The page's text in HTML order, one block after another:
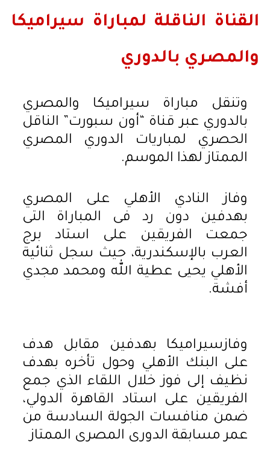
القناة الناقلة لمباراة سيراميكا
والمصري بالدوري
وتنقل مباراة سيراميكا والمصري
بالدوري عبر قناة “أون سبورت” الناقل
الحصري لمباريات الدوري المصري
الممتاز لهذا الموسم.
وفاز النادي الأهلي على المصري
بهدفين دون رد فى المباراة التى
جمعت الفريقين على استاد برج
العرب بالإسكندرية، حيث سجل ثنائية
الأهلي يحيى عطية الله ومحمد مجدي
أفشة.
وفازسيراميكا بهدفين مقابل هدف
على البنك الأهلي وحول تأخره بهدف
نظيف إلى فوز خلال اللقاء الذي جمع
الفريقين على استاد القاهرة الدولي،
ضمن منافسات الجولة السادسة من
عمر مسابقة الدورى المصرى الممتاز